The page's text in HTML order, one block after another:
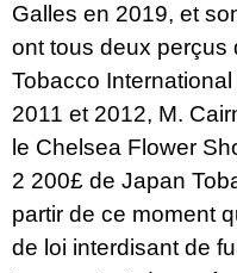
Galles en 2019, et
ont tous deux perçus
Tobacco
2011 et 2012, M.
le Chelsea Flower
2 200£ de Japan
partir de ce moment
de loi interdisant de